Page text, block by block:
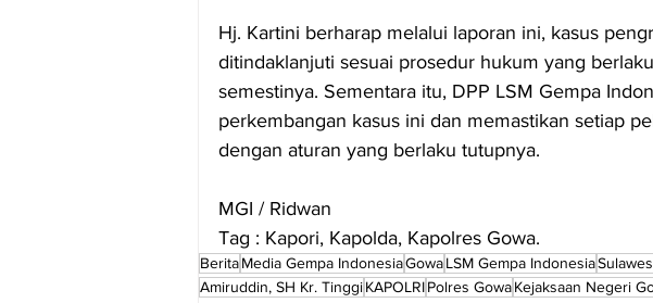
Hj. Kartini berharap melalui laporan ini, kasus
ditindaklanjuti sesuai prosedur hukum yang
semestinya. Sementara itu, DPP LSM Gempa
perkembangan kasus ini dan memastikan setiap
dengan aturan yang berlaku tutupnya.
MGI / Ridwan
Tag : Kapori, Kapolda, Kapolres Gowa.
BeritaMedia Gempa IndonesiaGowaLSM Gempa Indonesia
Amiruddin, SH Kr. TinggiKAPOLRIPolres GowaKejaksaan Negeri